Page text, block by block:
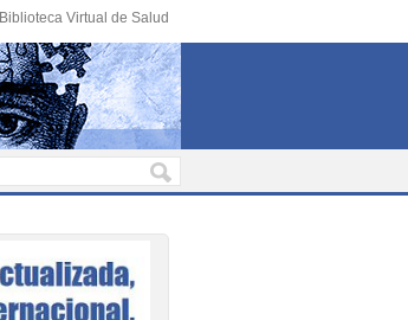
Biblioteca Virtual de Salud